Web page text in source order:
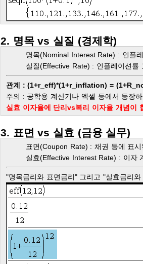
2. 명목 vs 실질 (경제학)
명목(Nominal Interest Rate) : 인플
실질(Effective Rate) : 인플레이션률
관계 : (1+r_eff)*(1+r_inflation) =
주의 : 공학용 계산기나 엑셀 등에서 등장
실효 이자율에 단리vs복리 이자율 개념이
3. 표면 vs 실효 (금융 실무)
표면(Coupon Rate) : 채권 등에 표시
실효(Effective Interest Rate) : 이자
"명목금리와 표면금리" 그리고 "실효금리